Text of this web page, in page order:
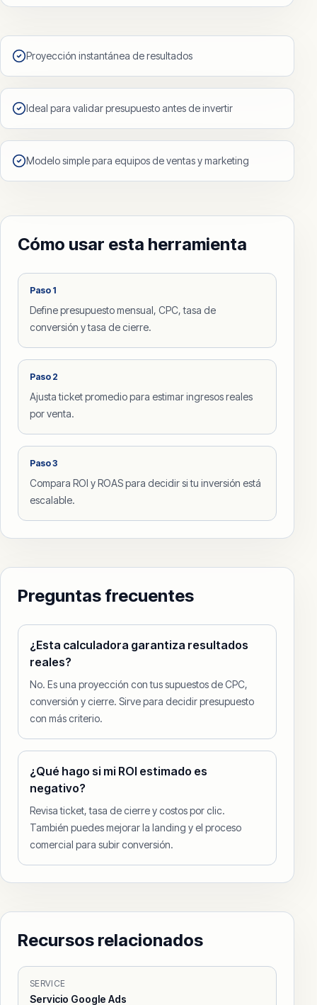
Proyección instantánea de resultados
Ideal para validar presupuesto antes de invertir
Modelo simple para equipos de ventas y marketing
Cómo usar esta herramienta
Paso 1
Define presupuesto mensual, CPC, tasa de
conversión y tasa de cierre.
Paso 2
Ajusta ticket promedio para estimar ingresos reales
por venta.
Paso3
Compara ROI y ROAS para decidir si tu inversión está
escalable.
Preguntas frecuentes
¿Esta calculadora garantiza resultados
reales?
No. Es una proyección con tus supuestos de CPC,
conversión y cierre. Sirve para decidir presupuesto
con más criterio.
¿Qué hago si mi ROI estimado es
negativo?
Revisa ticket, tasa de cierre y costos por clic.
También puedes mejorar la landing y el proceso
comercial para subir conversión.
Recursos relacionados
SERVICE
Servicio Google Ads